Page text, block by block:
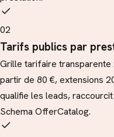
02
Tarifs publics par
Grille tarifaire transparente
partir de 80 €, extensions
qualifie les leads,
Schema OfferCatalog.